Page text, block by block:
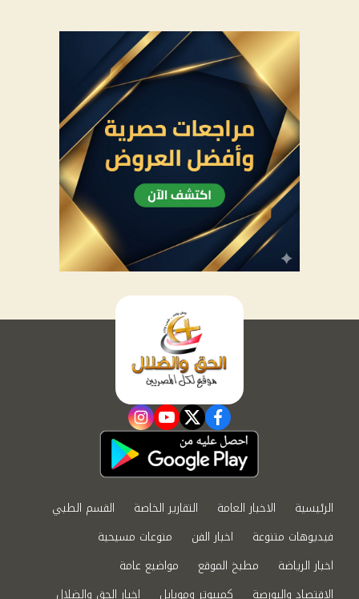
facebook
twitter
youtube
instagram
الرئيسية الاخبار العامة التقارير الخاصة
القسم الطبي
فيديوهات متنوعة
اخبار الفن
منوعات مسيحية
اخبار الرياضة
مطبخ الموقع
مواضيع عامة
الاقتصاد والبورصة
كمبيوتر وموبايل اخبار الحق والضلال